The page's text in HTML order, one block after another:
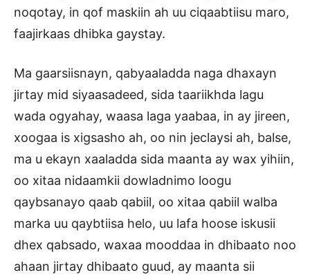
noqotay, in qof maskiin ah uu ciqaabtiisu maro,
faajirkaas dhibka gaystay.
Ma gaarsiisnayn, qabyaaladda naga dhaxayn
jirtay mid siyaasadeed, sida taariikhda lagu
wada ogyahay, waasa laga yaabaa, in ay jireen,
xoogaa is xigsasho ah, oo nin jeclaysi ah, balse,
ma u ekayn xaaladda sida maanta ay wax yihiin,
oo xitaa nidaamkii dowladnimo loogu
qaybsanayo qaab qabiil, oo xitaa qabiil walba
marka uu qaybtiisa helo, uu lafa hoose iskusii
dhex qabsado, waxaa mooddaa in dhibaato noo
ahaan jirtay dhibaato guud, ay maanta sii